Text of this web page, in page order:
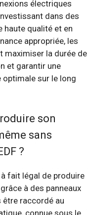
électriques
dans des
haute qualité et en
appropriée, les
maximiser la durée de
et garantir une
sur le long
son
sans
?
fait légal de produire
à des panneaux
être raccordé au
connue sous le